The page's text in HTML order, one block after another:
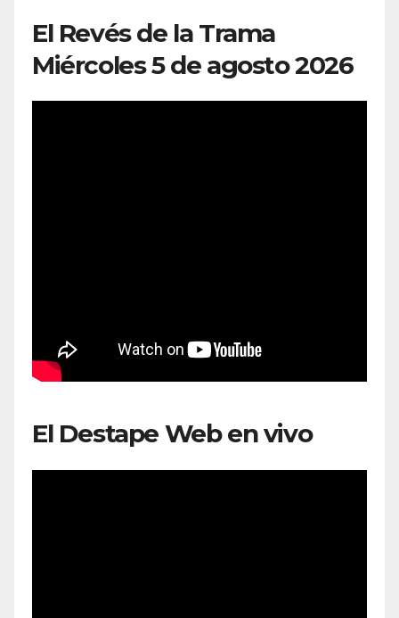
El Revés de la Trama
Miércoles 5 de agosto 2026
El Destape Web en vivo